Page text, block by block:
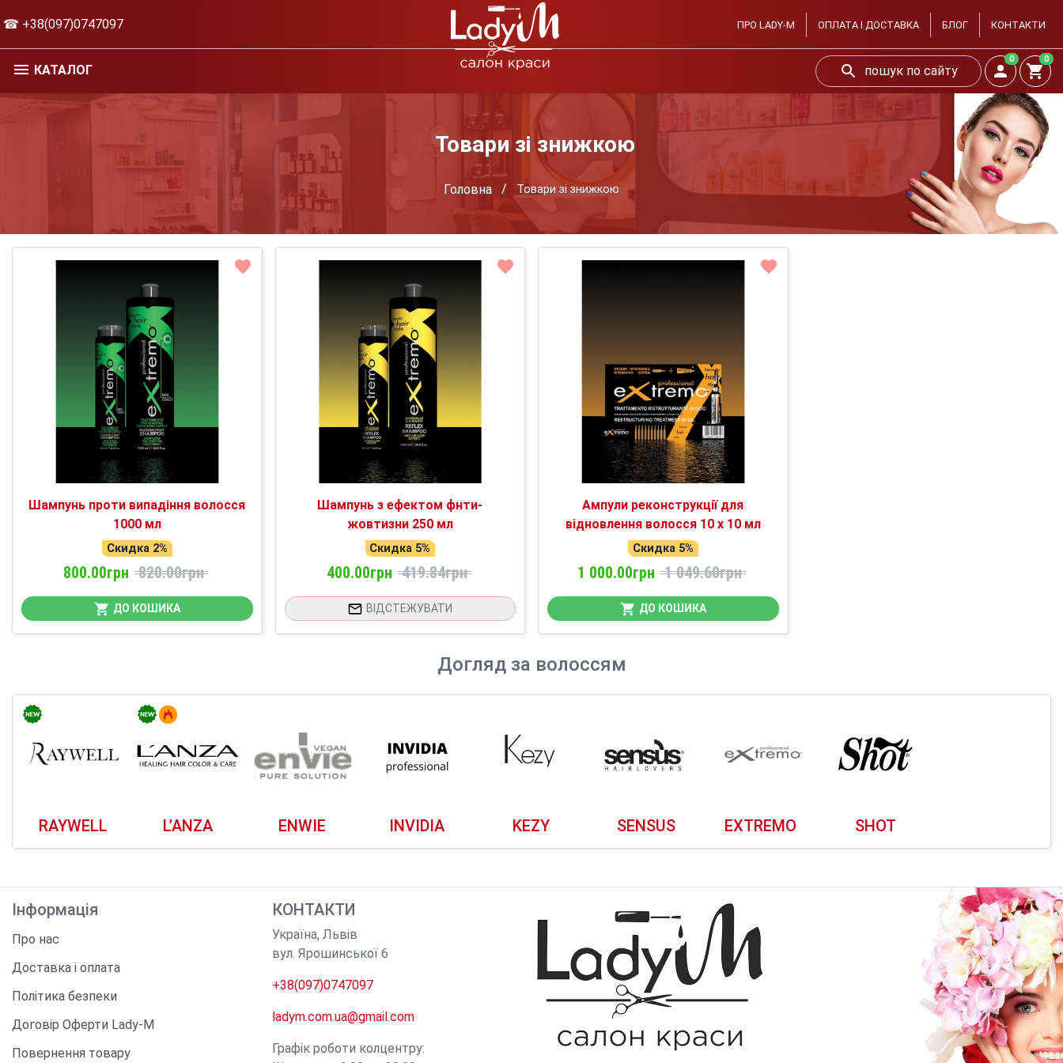
☎ +38(097)0747097 ПРО LADY-M ОПЛАТА І ДОСТАВКА БЛОГ КОНТАКТИ
КАТАЛОГ пошук по сайту
0 0
Товари зі знижкою
Головна Товари зі знижкою
Шампунь проти випадіння волосся
1000 мл
Скидка 2%
800.00грн 820.00грн
ДО КОШИКА
Шампунь з ефектом фнти-
жовтизни 250 мл
Скидка 5%
400.00грн 419.84грн
ВІДСТЕЖУВАТИ
Ампули реконструкції для
відновлення волосся 10 х 10 мл
Скидка 5%
1 000.00грн 1 049.60грн
ДО КОШИКА
Догляд за волоссям
RAYWELL L’ANZA ENWIE INVIDIA KEZY SENSUS EXTREMO SHOT
Інформація
Про нас
Доставка і оплата
Політика безпеки
Договір Оферти Lady-M
Повернення товару
КОНТАКТИ
Україна, Львів
вул. Ярошинської 6
+38(097)0747097
ladym.com.ua@gmail.com
Графік роботи колцентру: